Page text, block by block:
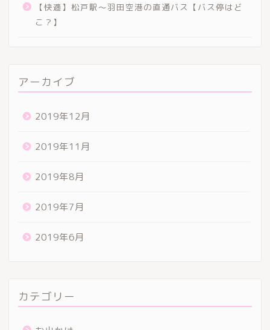
【快適】松戸駅〜羽田空港の直通バス【バス停はど
こ？】
アーカイブ
2019年12月
2019年11月
2019年8月
2019年7月
2019年6月
カテゴリー